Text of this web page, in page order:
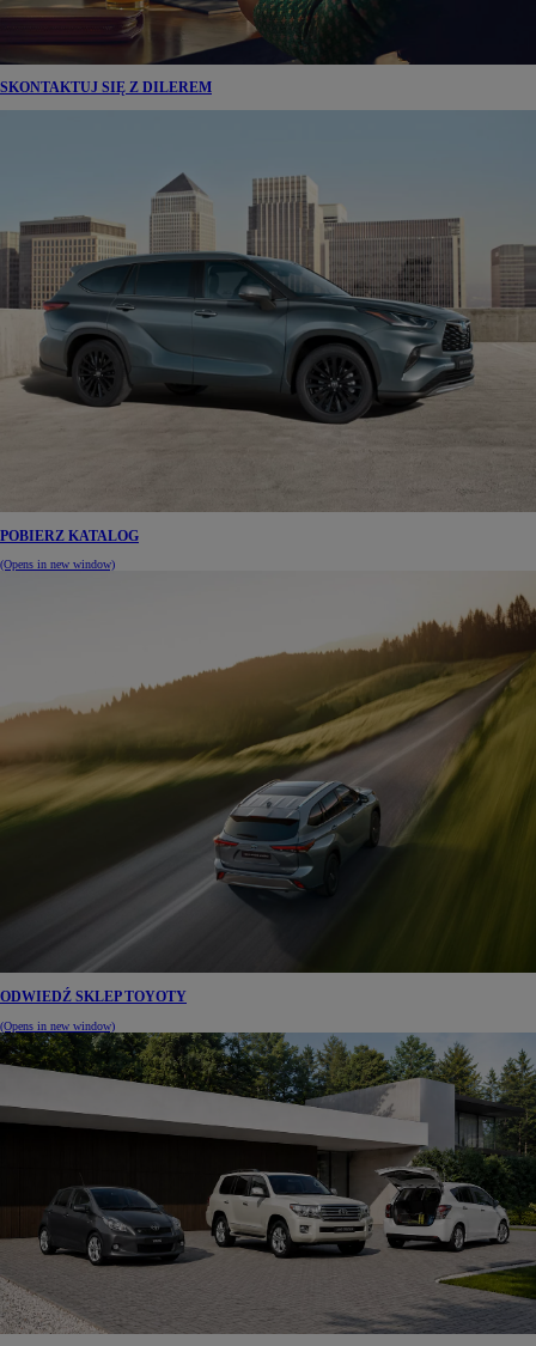
SKONTAKTUJ SIĘ Z DILEREM
POBIERZ KATALOG
(Opens in new window)
ODWIEDŹ SKLEP TOYOTY
(Opens in new window)